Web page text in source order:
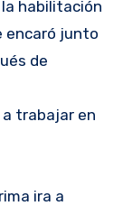
habilitación
encaró junto
de
trabajar en
ira a